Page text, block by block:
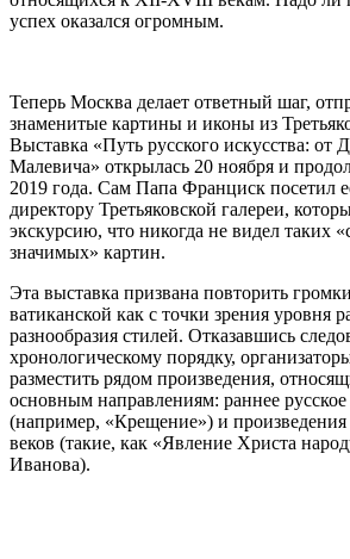
успех оказался огромным.
Теперь Москва делает ответный шаг,
знаменитые картины и иконы из
Выставка «Путь русского искусства: от
Малевича» открылась 20 ноября и
2019 года. Сам Папа Франциск посетил
директору Третьяковской галереи,
экскурсию, что никогда не видел таких
значимых» картин.
Эта выставка призвана повторить
ватиканской как с точки зрения уровня
разнообразия стилей. Отказавшись
хронологическому порядку,
разместить рядом произведения,
основным направлениям: раннее русское
(например, «Крещение») и
веков (такие, как «Явление Христа
Иванова).